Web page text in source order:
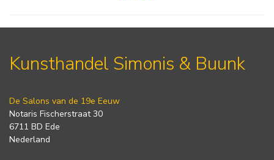
Kunsthandel Simonis & Buunk
De Salons van de 19e Eeuw
Notaris Fischerstraat 30
6711 BD Ede
Nederland